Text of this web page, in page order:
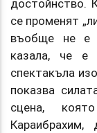
достойнство.
се променят
въобще не е
казала, че е
спектакъла
показва
сцена,